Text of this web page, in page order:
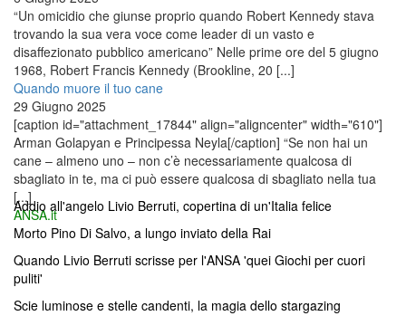
“Un omicidio che giunse proprio quando Robert Kennedy stava
trovando la sua vera voce come leader di un vasto e
disaffezionato pubblico americano” Nelle prime ore del 5 giugno
1968, Robert Francis Kennedy (Brookline, 20 [...]
Quando muore il tuo cane
29 Giugno 2025
[caption id="attachment_17844" align="aligncenter" width="610"]
Arman Golapyan e Principessa Neyla[/caption] “Se non hai un
cane – almeno uno – non c’è necessariamente qualcosa di
sbagliato in te, ma ci può essere qualcosa di sbagliato nella tua
[...]
ANSA.it
Addio all'angelo Livio Berruti, copertina di un'Italia felice
Morto Pino Di Salvo, a lungo inviato della Rai
Quando Livio Berruti scrisse per l'ANSA 'quei Giochi per cuori
puliti'
Scie luminose e stelle candenti, la magia dello stargazing